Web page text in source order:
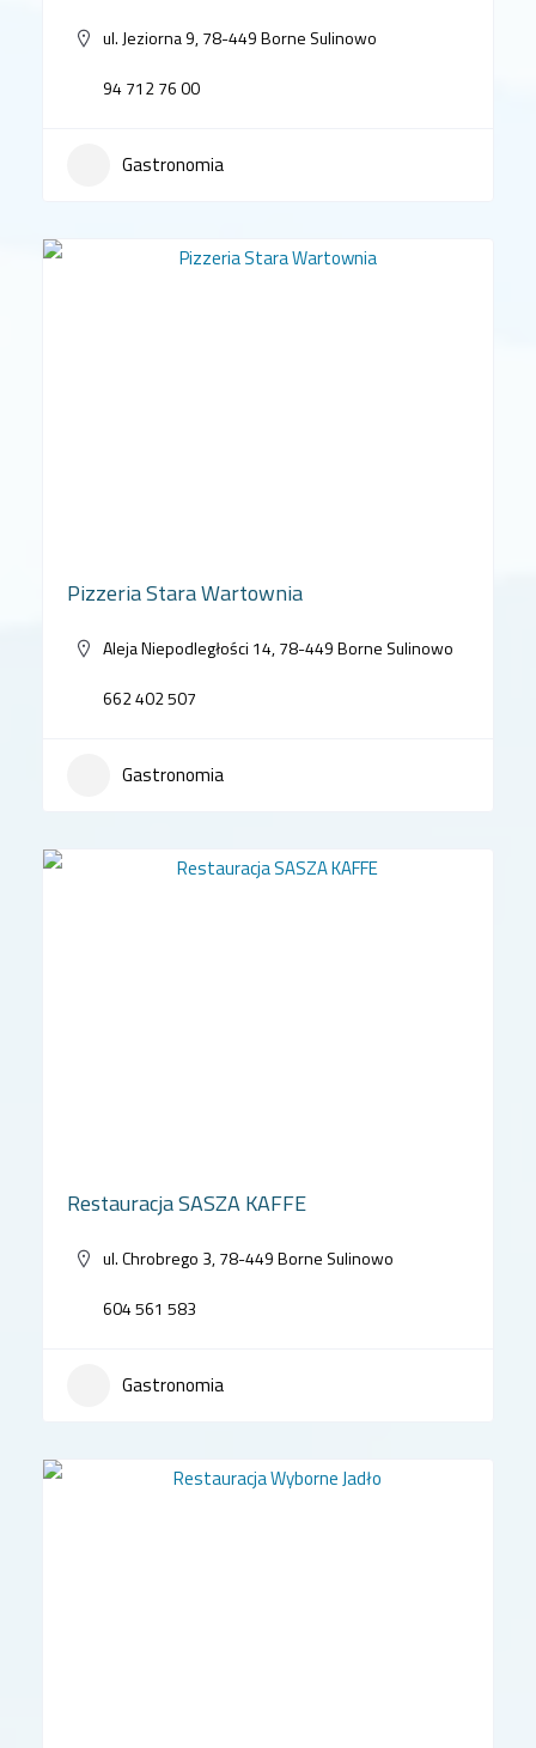
ul. Jeziorna 9, 78-449 Borne Sulinowo
94 712 76 00
Gastronomia
Pizzeria Stara Wartownia
Aleja Niepodległości 14, 78-449 Borne Sulinowo
662 402 507
Gastronomia
Restauracja SASZA KAFFE
ul. Chrobrego 3, 78-449 Borne Sulinowo
604 561 583
Gastronomia